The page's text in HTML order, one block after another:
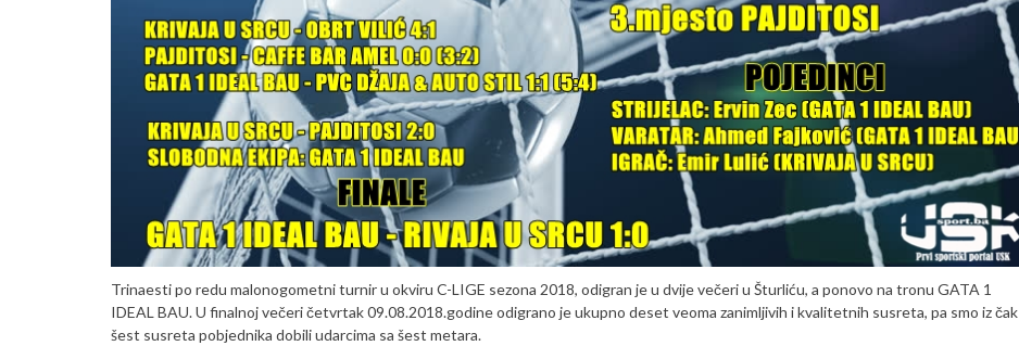
Trinaesti po redu malonogometni turnir u okviru C-LIGE sezona 2018, odigran je u dvije večeri u Šturliću, a ponovo na tronu GATA 1
IDEAL BAU. U finalnoj večeri četvrtak 09.08.2018.godine odigrano je ukupno deset veoma zanimljivih i kvalitetnih susreta, pa smo iz čak
šest susreta pobjednika dobili udarcima sa šest metara.